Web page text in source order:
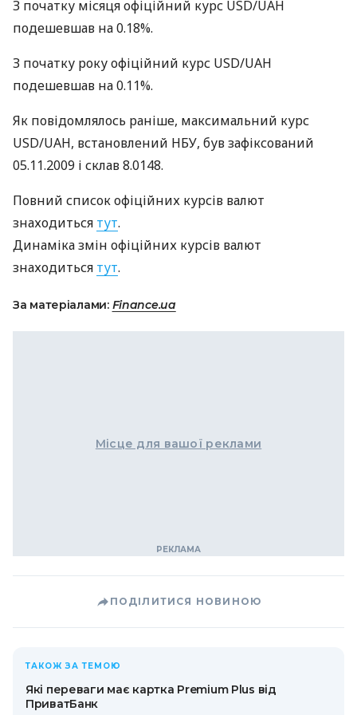
З початку місяця офіційний курс USD/UAH
подешевшав на 0.18%.
З початку року офіційний курс USD/UAH
подешевшав на 0.11%.
Як повідомлялось раніше, максимальний курс
USD/UAH, встановлений НБУ, був зафіксований
05.11.2009 і склав 8.0148.
Повний список офіційних курсів валют
знаходиться тут.
Динаміка змін офіційних курсів валют
знаходиться тут.
За матеріалами: Finance.ua
Місце для вашої реклами
ПОДІЛИТИСЯ НОВИНОЮ
ТАКОЖ ЗА ТЕМОЮ
Які переваги має картка Premium Plus від
ПриватБанк